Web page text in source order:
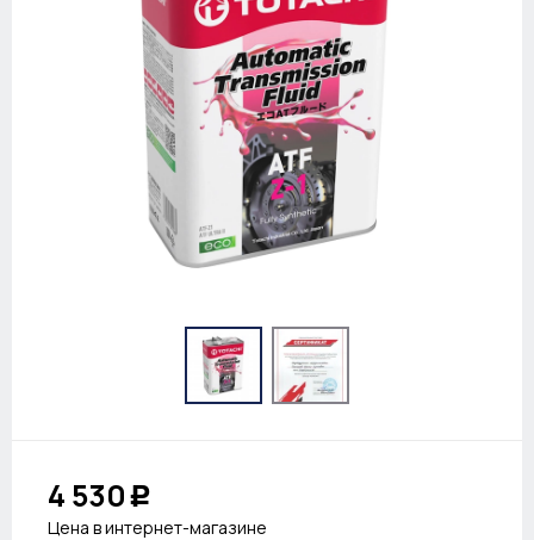
4 530 Р
Цена в интернет-магазине